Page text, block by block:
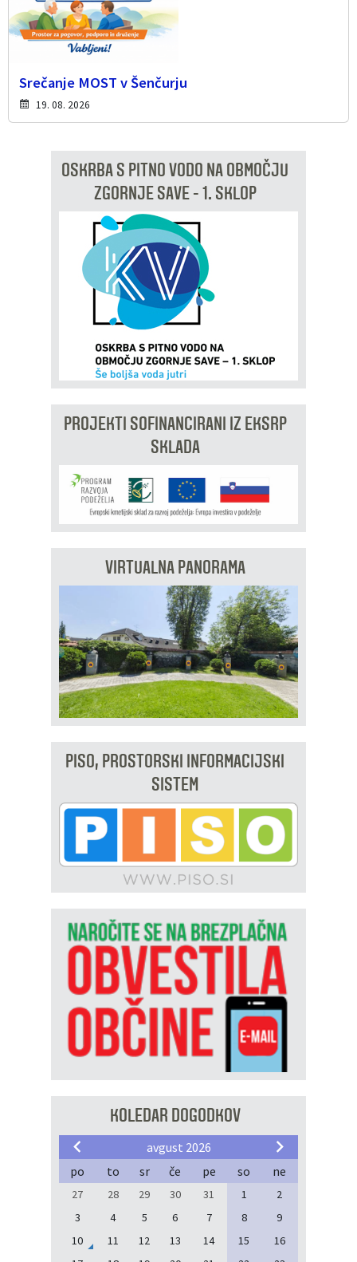
Srečanje MOST v Šenčurju
19. 08. 2026
OSKRBA S PITNO VODO NA OBMOČJU
ZGORNJE SAVE - 1. SKLOP
PROJEKTI SOFINANCIRANI IZ EKSRP
SKLADA
VIRTUALNA PANORAMA
PISO, PROSTORSKI INFORMACIJSKI
SISTEM
KOLEDAR DOGODKOV
avgust 2026
po
to sr če pe so ne
27 28 29 30 31 1
2
3
4 5 6 7 8
9
10
11 12 13 14 15
16